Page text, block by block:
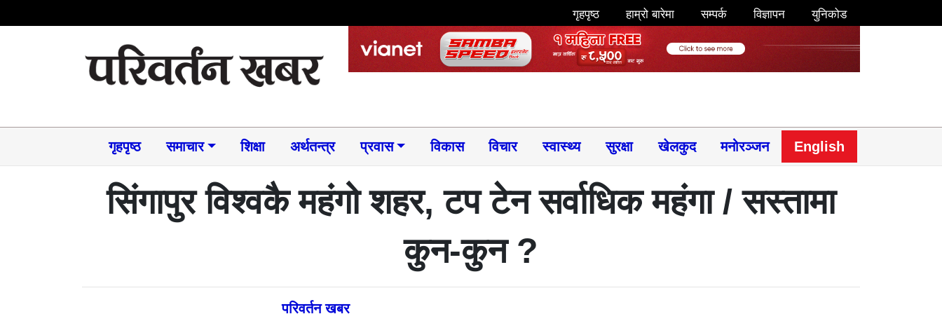
गृहपृष्ठ हाम्रो बारेमा सम्पर्क विज्ञापन युनिकोड
गृहपृष्ठ समाचार​ शिक्षा अर्थतन्त्र प्रवास विकास विचार स्वास्थ्य सुरक्षा खेलकुद मनोरञ्जन English
सिंगापुर विश्वकै महंगो शहर, टप टेन सर्वाधिक महंगा / सस्तामा
कुन-कुन ?
परिवर्तन खबर